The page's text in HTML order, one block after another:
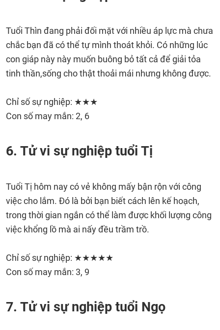
Tuổi Thìn đang phải đối mặt với nhiều áp lực mà chưa
chắc bạn đã có thể tự mình thoát khỏi. Có những lúc
con giáp này này muốn buông bỏ tất cả để giải tỏa
tinh thần,sống cho thật thoải mái nhưng không được.
Chỉ số sự nghiệp: ★★★
Con số may mắn: 2, 6
6. Tử vi sự nghiệp tuổi Tị
Tuổi Tị hôm nay có vẻ không mấy bận rộn với công
việc cho lắm. Đó là bởi bạn biết cách lên kế hoạch,
trong thời gian ngắn có thể làm được khối lượng công
việc khổng lồ mà ai nấy đều trầm trồ.
Chỉ số sự nghiệp: ★★★★★
Con số may mắn: 3, 9
7. Tử vi sự nghiệp tuổi Ngọ